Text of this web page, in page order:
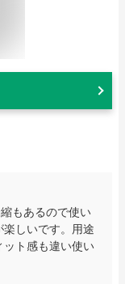
もあるので使い
しいです。用途
ット感も違い使い